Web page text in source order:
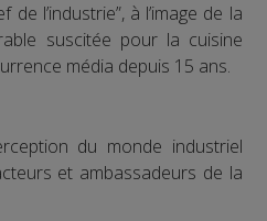
de l’industrie”, à l’image de la
suscitée pour la cuisine
média depuis 15 ans.
du monde industriel
et ambassadeurs de la